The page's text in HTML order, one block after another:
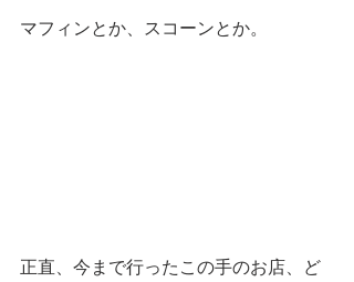
マフィンとか、スコーンとか。
正直、今まで行ったこの手のお店、ど